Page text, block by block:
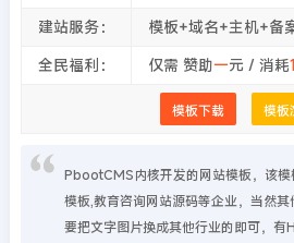
建站服务：
模板+域名+主机+备
全民福利：
仅需 赞助一元 / 消耗
模板下载 模板
PbootCMS内核开发的网站模板，该模
模板,教育咨询网站源码等企业，当然
要把文字图片换成其他行业的即可，